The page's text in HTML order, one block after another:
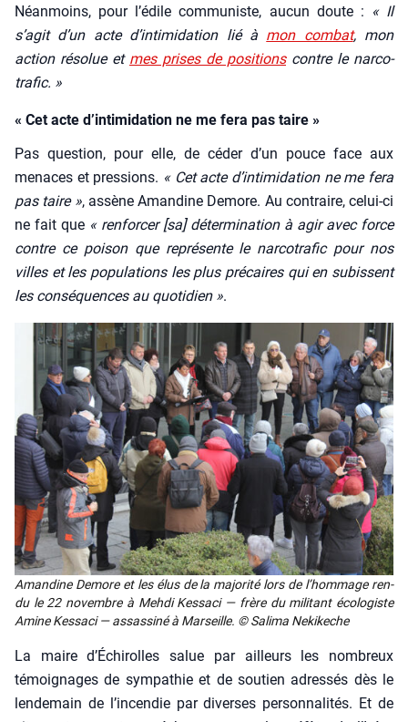
Néan­moins, pour l’é­dile com­mu­niste, aucun doute : « Il
s’agit d’un acte d’intimidation lié à mon com­bat, mon
action réso­lue et mes prises de posi­tionscontre le nar­co­
tra­fic. »
« Cet acte d’intimidation ne me fera pas taire »
Pas ques­tion, pour elle, de céder d’un pouce face aux
menaces et pres­sions. « Cet acte d’in­ti­mi­da­tion ne me fera
pas taire », assène Aman­dine Demore. Au contraire, celui-ci
ne fait que « ren­for­cer [sa] déter­mi­na­tion à agir avec force
contre ce poi­son que repré­sente le nar­co­tra­fic pour nos
villes et les popu­la­tions les plus pré­caires qui en subissent
les consé­quences au quo­ti­dien ».
Aman­dine Demore et les élus de la majo­ri­té lors de l’hom­mage ren­
du le 22 novembre à Meh­di Kes­sa­ci — frère du mili­tant éco­lo­giste
Amine Kes­sa­ci — assas­si­né à Mar­seille. © Sali­ma Neki­keche
La maire d’É­chi­rolles salue par ailleurs les nom­breux
témoi­gnages de sym­pa­thie et de sou­tien adres­sés dès le
len­de­main de l’in­cen­die par diverses per­son­na­li­tés. Et de